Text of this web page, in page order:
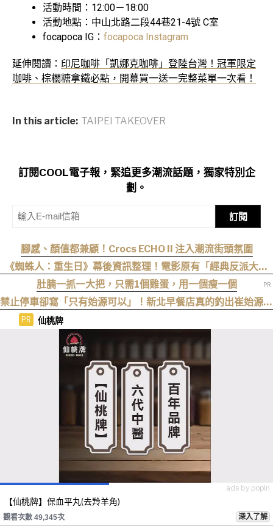
活動時間：12:00－18:00
活動地點：中山北路二段44巷21-4號 C室
focapoca IG： focapoca Instagram
延伸閱讀： 印尼咖啡「凱娜克咖啡」登陸台灣！冠軍限定
咖啡、棕櫚糖拿鐵必點，開幕買一送一完整菜單一次看！
In this article: TAIPEI TAKEOVER
訂閱COOL電子報，緊追更多潮流話題，獨家特別企
劃。
訂閱
腳感、顏值都兼顧！Crocs ECHO II 注入潮流街頭氛圍
《蜘蛛人：重生日》幕後資訊整理！電影原有「經典反派大混
戰」，湯姆點名想跟「霹靂火」合作！邁爾斯注定加入 MCU
肚腩一抓一大把，只需1個雞蛋，用一個瘦一個
禁止停車卻寫「只有始源可以」！新北早餐店真的釣出崔始源本
PR 仙桃牌
ads by popIn
【仙桃牌】保血平丸(去羚羊角)
觀看次數 49,345次 深入了解